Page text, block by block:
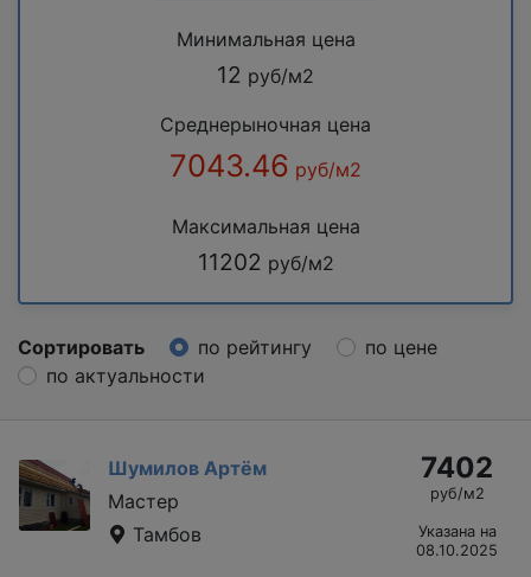
Минимальная цена
12 руб/м2
Среднерыночная цена
7043.46 руб/м2
Максимальная цена
11202 руб/м2
Сортировать по рейтингу
по цене
по актуальности
Шумилов Артём
Мастер
Тамбов
7402
руб/м2
Указана на
08.10.2025